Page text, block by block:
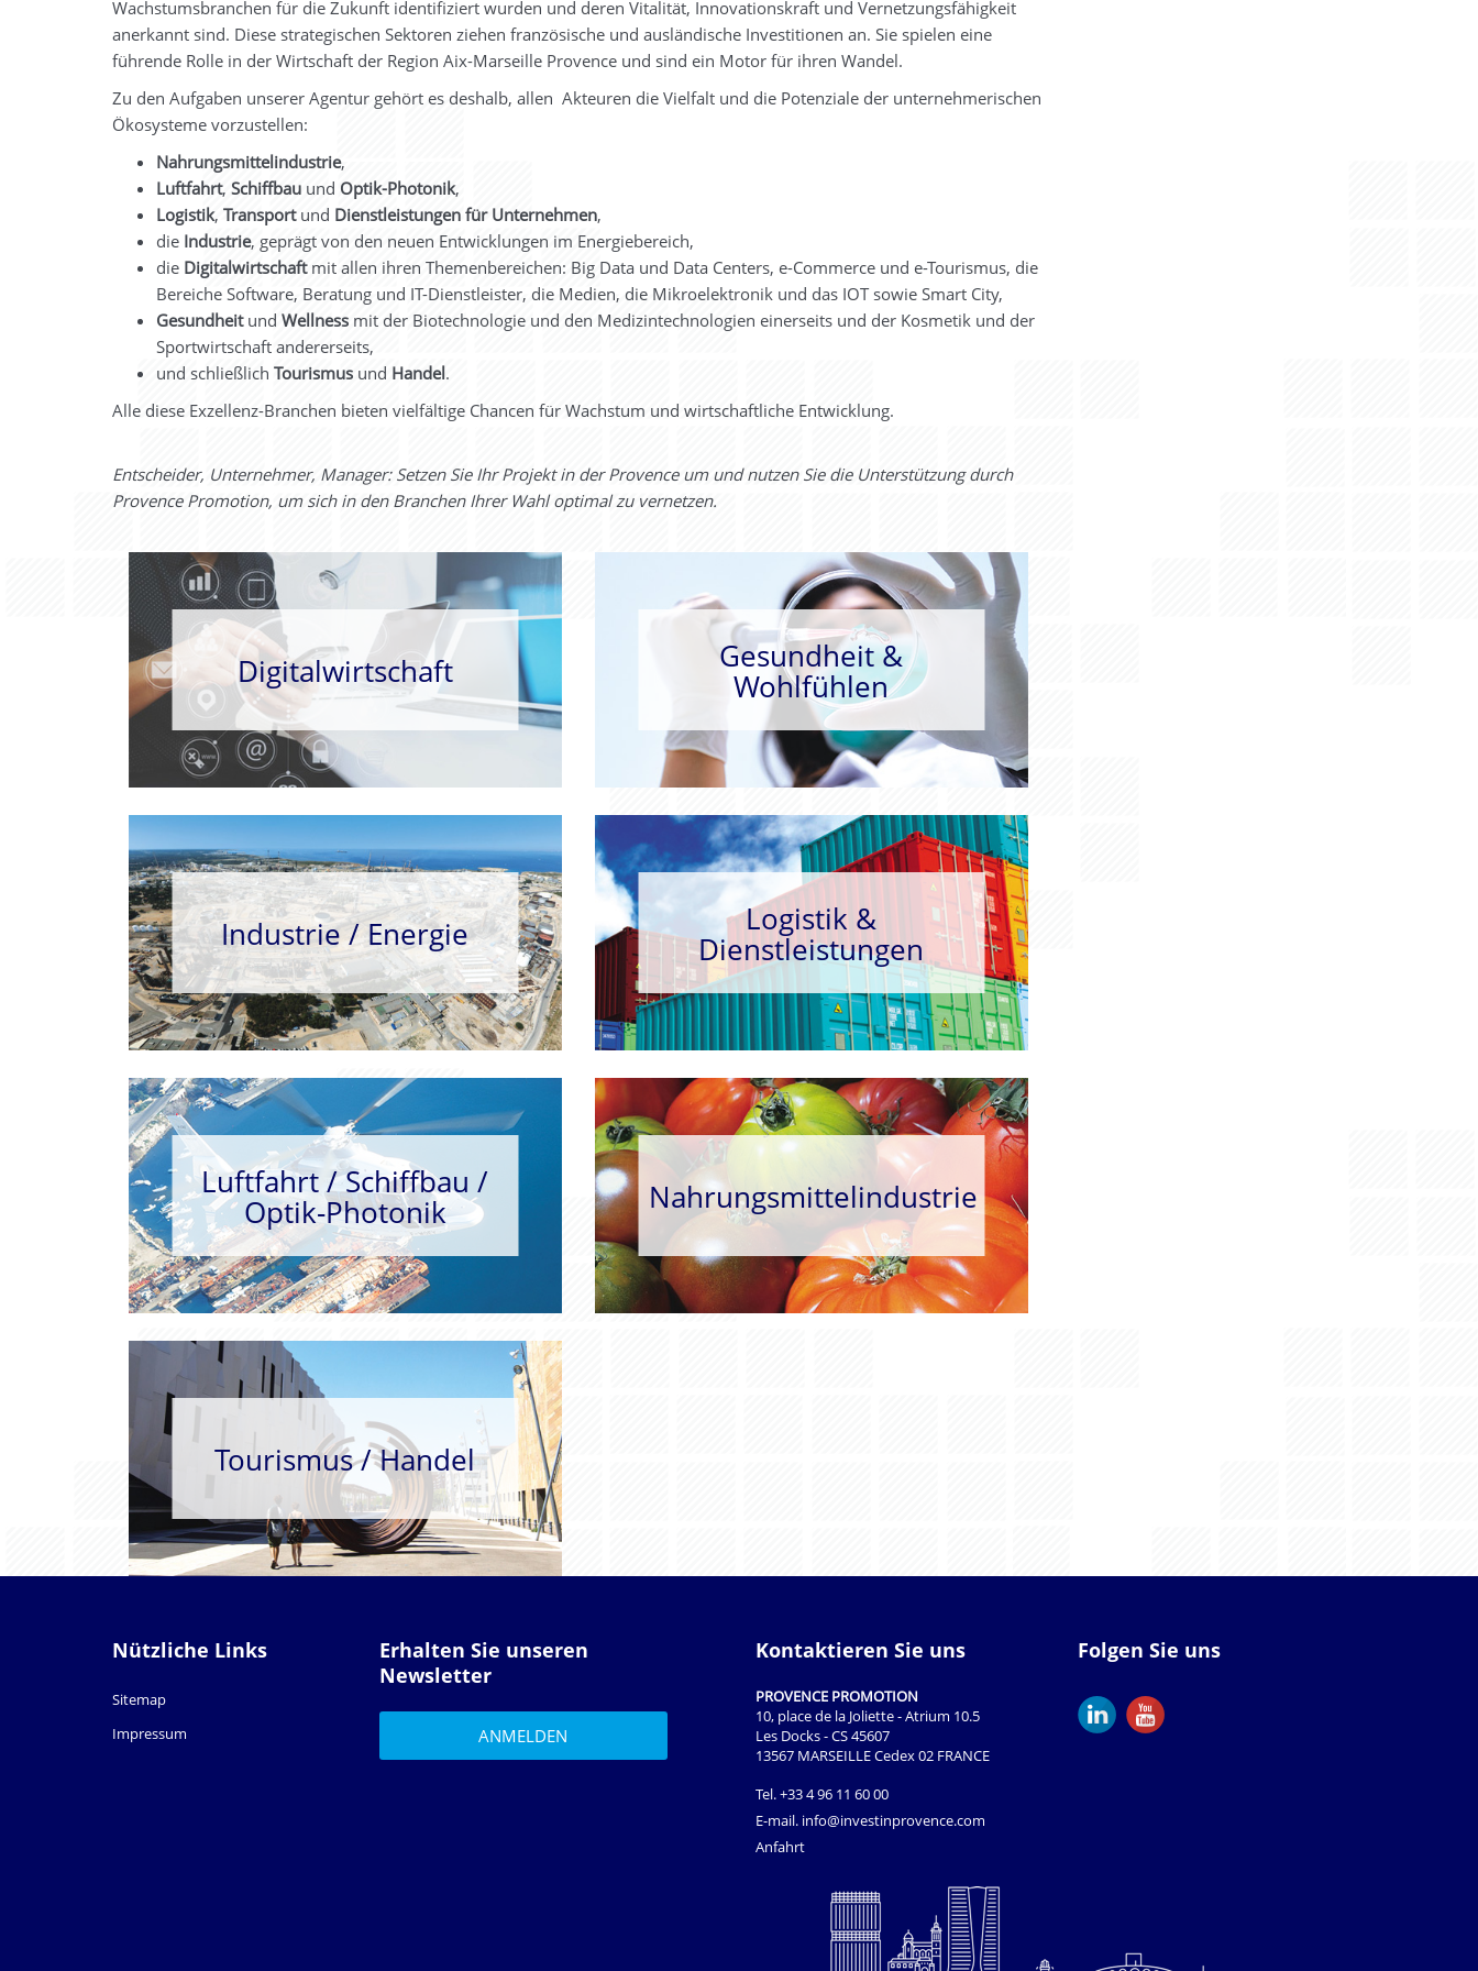
Wachstumsbranchen für die Zukunft identifiziert wurden und deren Vitalität, Innovationskraft und Vernetzungsfähigkeit
anerkannt sind. Diese strategischen Sektoren ziehen französische und ausländische Investitionen an. Sie spielen eine
führende Rolle in der Wirtschaft der Region Aix-Marseille Provence und sind ein Motor für ihren Wandel.
Zu den Aufgaben unserer Agentur gehört es deshalb, allen Akteuren die Vielfalt und die Potenziale der unternehmerischen
Ökosysteme vorzustellen:
Nahrungsmittelindustrie,
Luftfahrt, Schiffbau und Optik-Photonik,
Logistik, Transportund Dienstleistungen für Unternehmen,
die Industrie, geprägt von den neuen Entwicklungen im Energiebereich,
die Digitalwirtschaftmit allen ihren Themenbereichen: Big Data und Data Centers, e-Commerce und e-Tourismus, die
Bereiche Software, Beratung und IT-Dienstleister, die Medien, die Mikroelektronik und das IOT sowie Smart City,
Gesundheitund Wellness mit der Biotechnologie und den Medizintechnologien einerseits und der Kosmetik und der
Sportwirtschaft andererseits,
und schließlich Tourismus und Handel.
Alle diese Exzellenz-Branchen bieten vielfältige Chancen für Wachstum und wirtschaftliche Entwicklung.
Entscheider, Unternehmer, Manager: Setzen Sie Ihr Projekt in der Provence um und nutzen Sie die Unterstützung durch
Provence Promotion, um sich in den Branchen Ihrer Wahl optimal zu vernetzen.
Digitalwirtschaft
Gesundheit &
Wohlfühlen
Industrie / Energie
Logistik &
Dienstleistungen
Luftfahrt / Schiffbau /
Optik-Photonik
Nahrungsmittelindustrie
Tourismus / Handel
Nützliche Links
Sitemap
Impressum
Erhalten Sie unseren
Newsletter
Kontaktieren Sie uns
PROVENCE PROMOTION
10, place de la Joliette - Atrium 10.5
Les Docks - CS 45607
13567 MARSEILLE Cedex 02 FRANCE
Tel.+33 4 96 11 60 00
E-mail. info@investinprovence.com
Anfahrt
Folgen Sie uns